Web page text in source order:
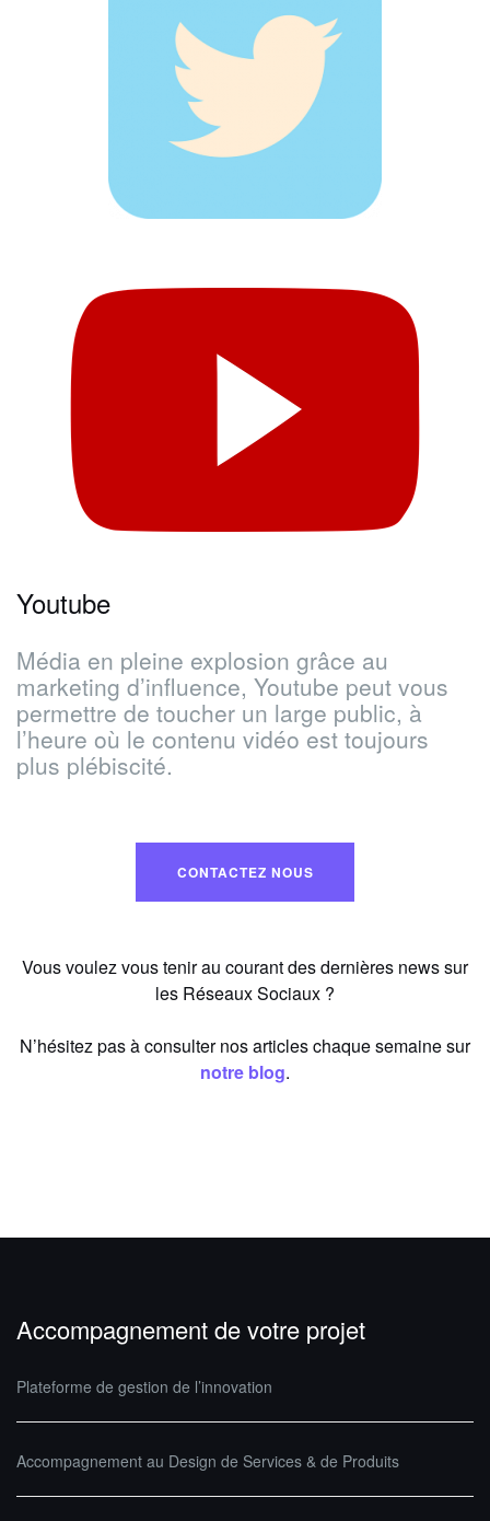
Youtube
Média en pleine explosion grâce au
marketing d’influence, Youtube peut vous
permettre de toucher un large public, à
l’heure où le contenu vidéo est toujours
plus plébiscité.
CONTACTEZ NOUS
Vous voulez vous tenir au courant des dernières news sur
les Réseaux Sociaux ?
N’hésitez pas à consulter nos articles chaque semaine sur
notre blog.
Accompagnement de votre projet
Plateforme de gestion de l’innovation
Accompagnement au Design de Services & de Produits